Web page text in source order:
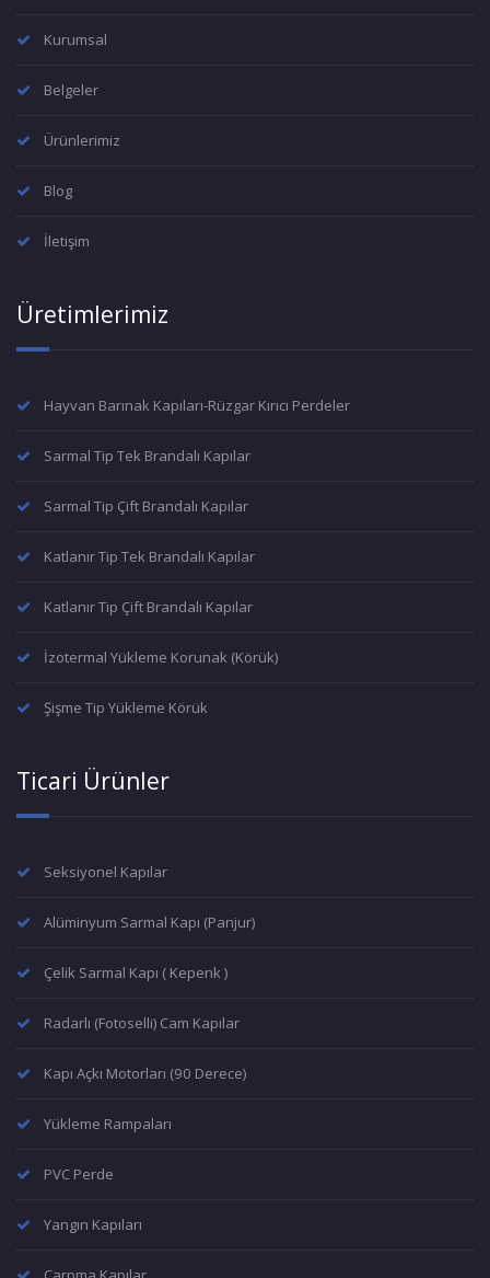
Kurumsal
Belgeler
Ürünlerimiz
Blog
İletişim
Üretimlerimiz
Hayvan Barınak Kapıları-Rüzgar Kırıcı Perdeler
Sarmal Tip Tek Brandalı Kapılar
Sarmal Tip Çift Brandalı Kapılar
Katlanır Tip Tek Brandalı Kapılar
Katlanır Tip Çift Brandalı Kapılar
İzotermal Yükleme Korunak (Körük)
Şişme Tip Yükleme Körük
Ticari Ürünler
Seksiyonel Kapılar
Alüminyum Sarmal Kapı (Panjur)
Çelik Sarmal Kapı ( Kepenk )
Radarlı (Fotoselli) Cam Kapılar
Kapı Açkı Motorları (90 Derece)
Yükleme Rampaları
PVC Perde
Yangın Kapıları